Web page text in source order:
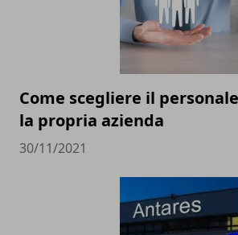
Come scegliere il
la propria azienda
30/11/2021